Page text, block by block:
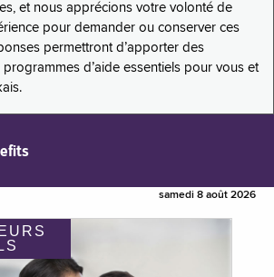
et nous apprécions votre volonté de
pour demander ou conserver ces
permettront d’apporter des
d’aide essentiels pour vous et
samedi 8 août 2026